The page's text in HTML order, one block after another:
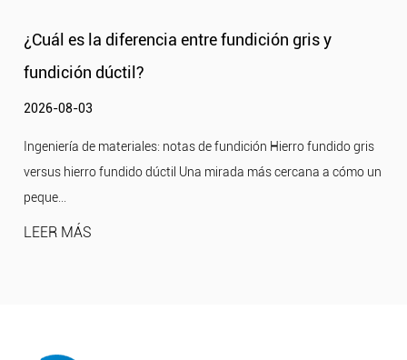
gris y
Hierro fundido gris
cercana a cómo un
¿Por qué la fundición gris no es
Ingeniería de Materialeses - Comportamiento
el hierro fundido gris falla al doblarse Una